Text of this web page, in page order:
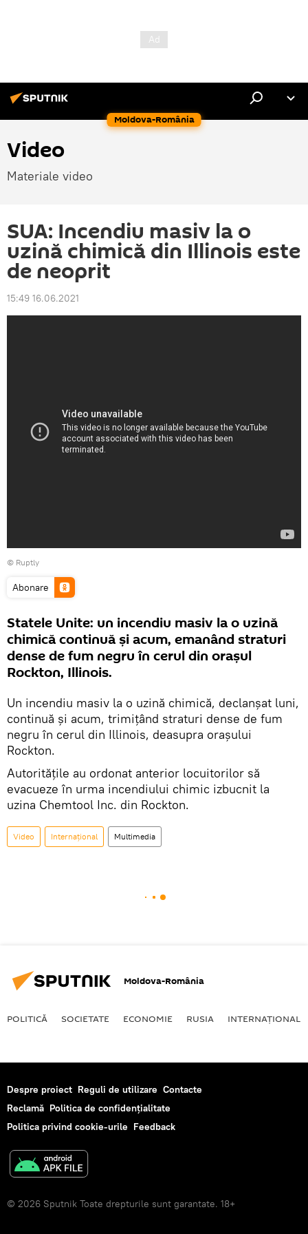
Moldova-România
Video
Materiale video
SUA: Incendiu masiv la o
uzină chimică din Illinois este
de neoprit
15:49 16.06.2021
© Ruptly
Abonare
Statele Unite: un incendiu masiv la o uzină
chimică continuă și acum, emanând straturi
dense de fum negru în cerul din orașul
Rockton, Illinois.
Un incendiu masiv la o uzină chimică, declanșat luni,
continuă și acum, trimițând straturi dense de fum
negru în cerul din Illinois, deasupra orașului
Rockton.
Autoritățile au ordonat anterior locuitorilor să
evacueze în urma incendiului chimic izbucnit la
uzina Chemtool Inc. din Rockton.
Video Internaţional Multimedia
Moldova-România
POLITICĂ SOCIETATE ECONOMIE RUSIA INTERNAŢIONAL
Despre proiect Reguli de utilizare Contacte
Reclamă Politica de confidențialitate
Politica privind cookie-urile Feedback
© 2026 Sputnik Toate drepturile sunt garantate. 18+